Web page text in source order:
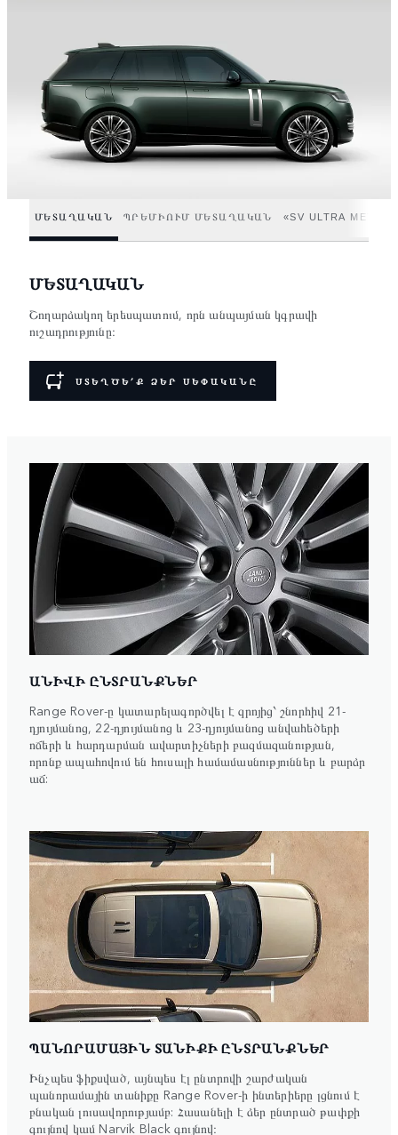
ՄԵՏԱՂԱԿԱՆ ՊՐԵՄԻՈՒՄ ՄԵՏԱՂԱԿԱՆ «SV ULTRA
ՄԵՏԱՂԱԿԱՆ
Շողարձակող երեսպատում, որն անպայման կգրավի
ուշադրությունը։
ՍՏԵՂԾԵ՛Ք ՁԵՐ ՍԵՓԱԿԱՆԸ
ԱՆԻՎԻ ԸՆՏՐԱՆՔՆԵՐ
Range Rover-ը կատարելագործվել է զրոյից՝ շնորհիվ 21-
դյույմանոց, 22-դյույմանոց և 23-դյույմանոց անվահեծերի
ոճերի և հարդարման ավարտիչների բազմազանության,
որոնք ապահովում են հուսալի համամասնություններ և բարձր
աճ:
ՊԱՆՈՐԱՄԱՅԻՆ ՏԱՆԻՔԻ ԸՆՏՐԱՆՔՆԵՐ
Ինչպես ֆիքսված, այնպես էլ ընտրովի շարժական
պանորամային տանիքը Range Rover-ի ինտերիերը լցնում է
բնական լուսավորությամբ: Հասանելի է ձեր ընտրած թափքի
գույնով կամ Narvik Black գույնով։